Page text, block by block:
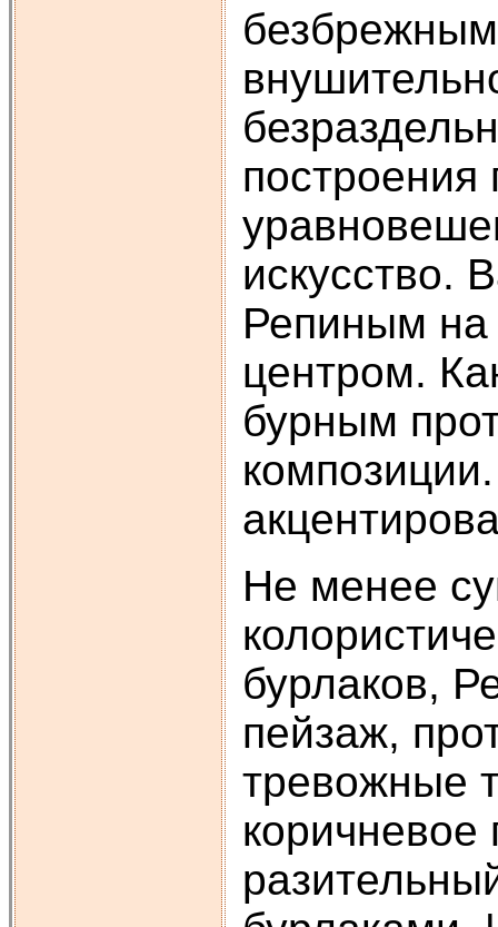
искусство.
Репиным на
центром.
бурным
Не менее
бурлаков,
пейзаж,
тревожные
коричневое